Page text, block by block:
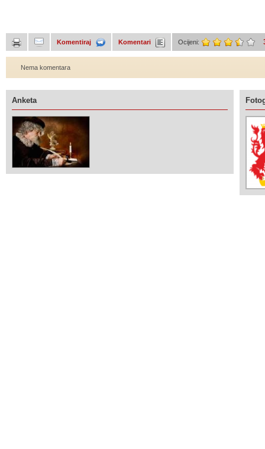
Komentiraj Komentari Ocijeni:
Nema komentara
Anketa